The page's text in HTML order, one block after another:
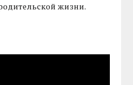
жизни.